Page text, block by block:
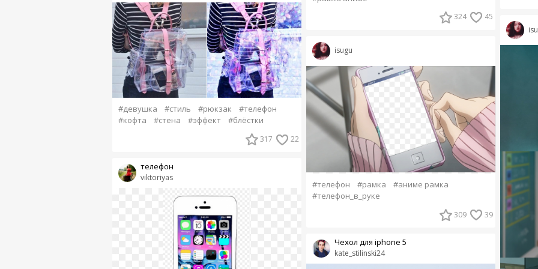
#девушка #стиль #рюкзак
#телефон
#кофта
#стена #эффект #блёстки
317 22
viktoriyas
телефон
324 45
isugu
#телефон #рамка
#аниме рамка
#телефон_в_руке
309 39
kate_stilinski24
Чехол для iphone 5